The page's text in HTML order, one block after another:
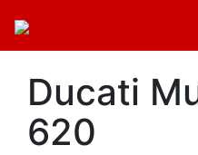
Ducati
620